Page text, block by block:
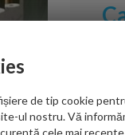
de tip cookie
ul nostru. Vă